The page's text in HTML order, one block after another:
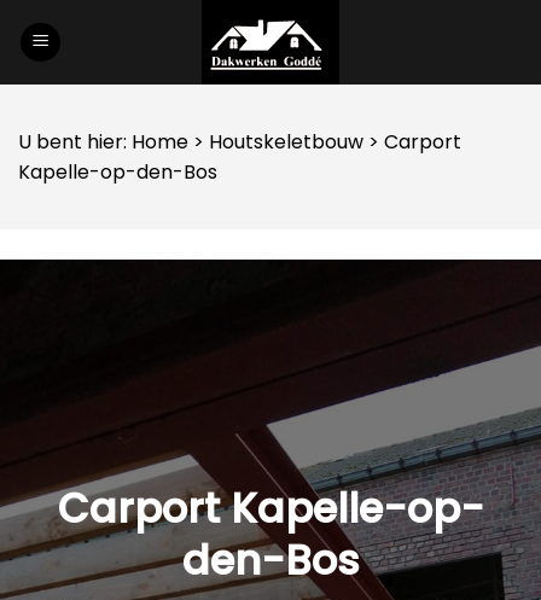
U bent hier: Home > Houtskeletbouw > Carport
Kapelle-op-den-Bos
Carport Kapelle-op-
den-Bos